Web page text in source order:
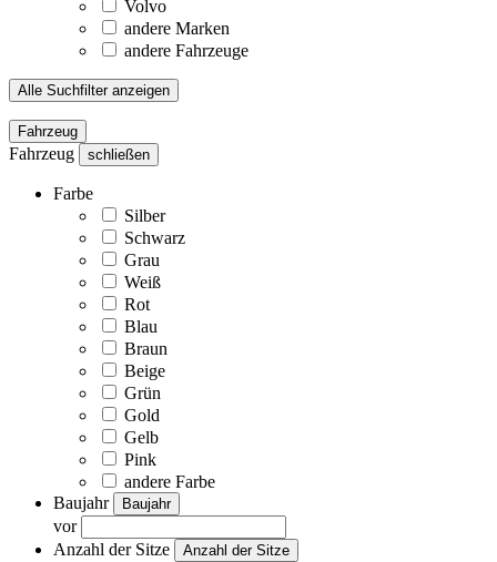
Volvo
andere Marken
andere Fahrzeuge
Alle Suchfilter anzeigen
Fahrzeug
Fahrzeug schließen
Farbe
Silber
Schwarz
Grau
Weiß
Rot
Blau
Braun
Beige
Grün
Gold
Gelb
Pink
andere Farbe
Baujahr
Baujahr
vor
Anzahl der Sitze
Anzahl der Sitze